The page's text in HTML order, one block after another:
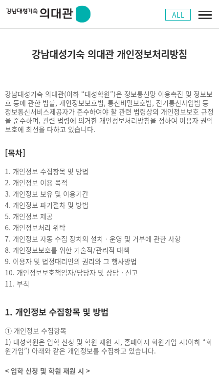
ALL
강남대성기숙 의대관 개인정보처리방침
강남대성기숙 의대관(이하 “대성학원”)은 정보통신망 이용촉진 및 정보보
호 등에 관한 법률, 개인정보보호법, 통신비밀보호법, 전기통신사업법 등
정보통신서비스제공자가 준수하여야 할 관련 법령상의 개인정보보호 규정
을 준수하며, 관련 법령에 의거한 개인정보처리방침을 정하여 이용자 권익
보호에 최선을 다하고 있습니다.
[목차]
1. 개인정보 수집항목 및 방법
2. 개인정보 이용 목적
3. 개인정보 보유 및 이용기간
4. 개인정보 파기절차 및 방법
5. 개인정보 제공
6. 개인정보처리 위탁
7. 개인정보 자동 수집 장치의 설치ㆍ운영 및 거부에 관한 사항
8. 개인정보보호를 위한 기술적/관리적 대책
9. 이용자 및 법정대리인의 권리와 그 행사방법
10. 개인정보보호책임자/담당자 및 상담ㆍ신고
11. 부칙
1. 개인정보 수집항목 및 방법
① 개인정보 수집항목
1) 대성학원은 입학 신청 및 학원 재원 시, 홈페이지 회원가입 시(이하 “회
원가입”) 아래와 같은 개인정보를 수집하고 있습니다.
< 입학 신청 및 학원 재원 시 >